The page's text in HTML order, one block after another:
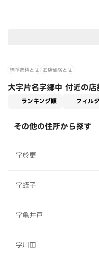
標準送料とは お店価格とは
大字片名字郷中 付近の
ランキング順 フィル
その他の住所から探す
字於更
字蛭子
字亀井戸
字川田